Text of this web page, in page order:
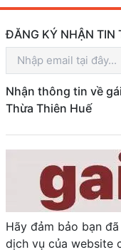
ĐĂNG KÝ NHẬN TIN
Nhận thông tin về
Thừa Thiên Huế
Hãy đảm bảo bạn
dịch vụ của website